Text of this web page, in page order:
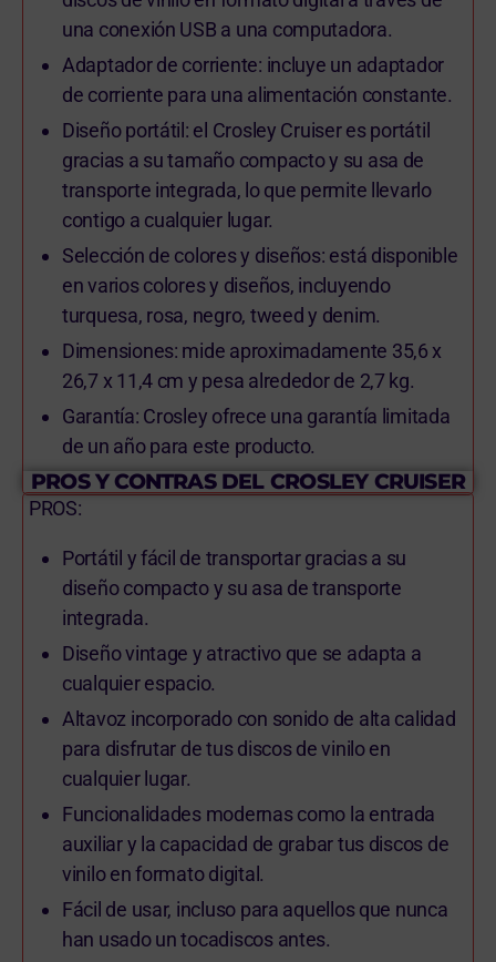
una conexión USB a una computadora.
Adaptador de corriente: incluye un adaptador
de corriente para una alimentación constante.
Diseño portátil: el Crosley Cruiser es portátil
gracias a su tamaño compacto y su asa de
transporte integrada, lo que permite llevarlo
contigo a cualquier lugar.
Selección de colores y diseños: está disponible
en varios colores y diseños, incluyendo
turquesa, rosa, negro, tweed y denim.
Dimensiones: mide aproximadamente 35,6 x
26,7 x 11,4 cm y pesa alrededor de 2,7 kg.
Garantía: Crosley ofrece una garantía limitada
de un año para este producto.
PROS Y CONTRAS DEL CROSLEY CRUISER
PROS:
Portátil y fácil de transportar gracias a su
diseño compacto y su asa de transporte
integrada.
Diseño vintage y atractivo que se adapta a
cualquier espacio.
Altavoz incorporado con sonido de alta calidad
para disfrutar de tus discos de vinilo en
cualquier lugar.
Funcionalidades modernas como la entrada
auxiliar y la capacidad de grabar tus discos de
vinilo en formato digital.
Fácil de usar, incluso para aquellos que nunca
han usado un tocadiscos antes.